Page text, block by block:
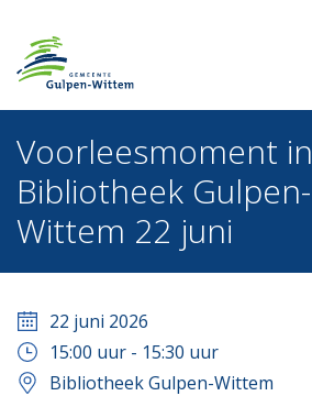
Voorleesmoment in
Bibliotheek Gulpen-
Wittem 22 juni
22 juni 2026
15:00 uur - 15:30 uur
Bibliotheek Gulpen-Wittem